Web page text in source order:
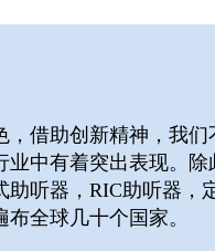
，借助创新精神，我
业中有着突出表现。
听器，RIC助听器，
全球几十个国家。